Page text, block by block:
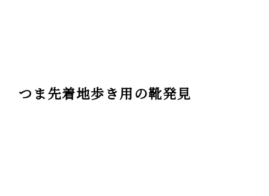
つま先着地歩き用の靴発見